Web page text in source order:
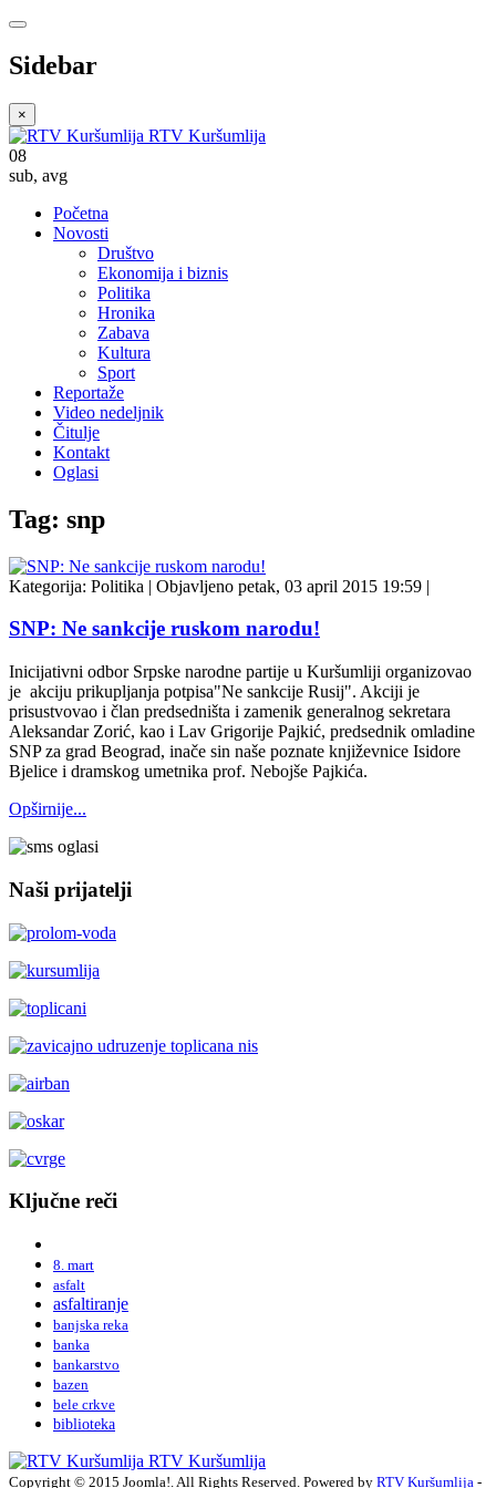
Sidebar
×
RTV Kuršumlija
08
sub, avg
Početna
Novosti
Društvo
Ekonomija i biznis
Politika
Hronika
Zabava
Kultura
Sport
Reportaže
Video nedeljnik
Čitulje
Kontakt
Oglasi
Tag: snp
Kategorija: Politika | Objavljeno petak, 03 april 2015 19:59 |
SNP: Ne sankcije ruskom narodu!
Inicijativni odbor Srpske narodne partije u Kuršumliji organizovao
je akciju prikupljanja potpisa"Ne sankcije Rusij". Akciji je
prisustvovao i član predsedništa i zamenik generalnog sekretara
Aleksandar Zorić, kao i Lav Grigorije Pajkić, predsednik omladine
SNP za grad Beograd, inače sin naše poznate književnice Isidore
Bjelice i dramskog umetnika prof. Nebojše Pajkića.
Opširnije...
Naši prijatelji
Ključne reči
8. mart
asfalt
asfaltiranje
banjska reka
banka
bankarstvo
bazen
bele crkve
biblioteka
RTV Kuršumlija
Copyright © 2015 Joomla!. All Rights Reserved. Powered by RTV Kuršumlija -